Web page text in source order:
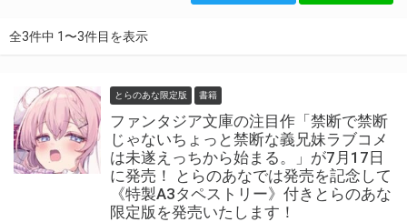
全3件中 1〜3件目を表示
とらのあな限定版 書籍
ファンタジア文庫の注目作「禁断で禁断
じゃないちょっと禁断な義兄妹ラブコメ
は未遂えっちから始まる。」が7月17日
に発売！ とらのあなでは発売を記念して
《特製A3タペストリー》付きとらのあな
限定版を発売いたします！